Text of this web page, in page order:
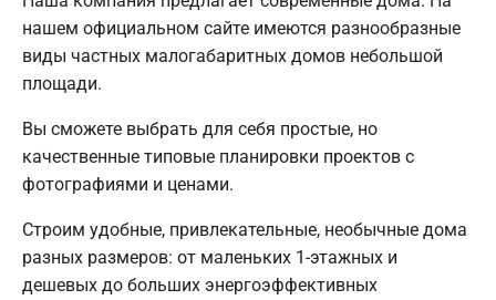
нашем официальном сайте имеются разнообразные
виды частных малогабаритных домов небольшой
площади.
Вы сможете выбрать для себя простые, но
качественные типовые планировки проектов с
фотографиями и ценами.
Строим удобные, привлекательные, необычные дома
разных размеров: от маленьких 1-этажных и
дешевых до больших энергоэффективных